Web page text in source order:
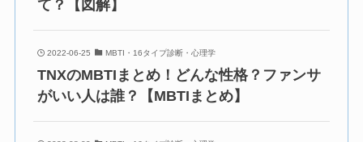
て？【図解】
2022-06-25 MBTI・16タイプ診断・心理学
TNXのMBTIまとめ！どんな性格？ファンサ
がいい人は誰？【MBTIまとめ】